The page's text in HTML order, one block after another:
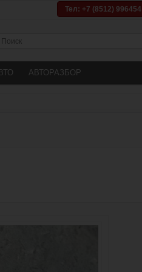
Тел: +7 (8512) 996454
АВТОРАЗБОР